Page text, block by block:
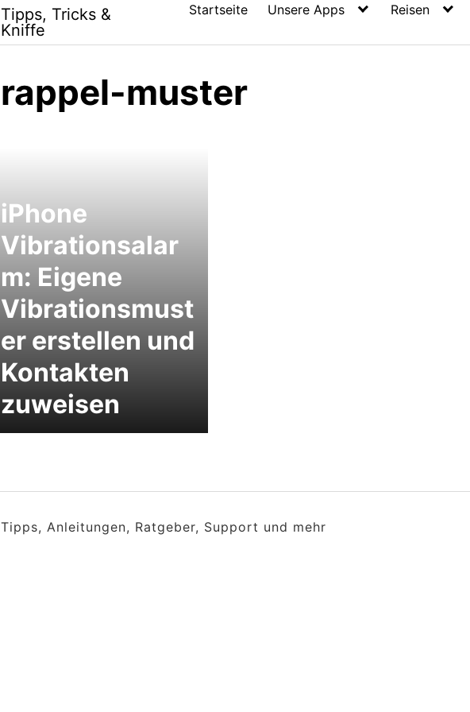
Tipps, Tricks &
Kniffe
Startseite Unsere Apps Reisen
rappel-muster
iPhone
Vibrationsalar
m: Eigene
Vibrationsmust
er erstellen und
Kontakten
zuweisen
Tipps, Anleitungen, Ratgeber, Support und mehr